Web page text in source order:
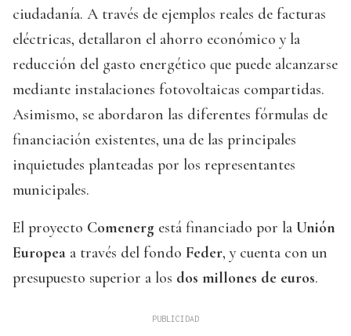
ciudadanía. A través de ejemplos reales de facturas
eléctricas, detallaron el ahorro económico y la
reducción del gasto energético que puede alcanzarse
mediante instalaciones fotovoltaicas compartidas.
Asimismo, se abordaron las diferentes fórmulas de
financiación existentes, una de las principales
inquietudes planteadas por los representantes
municipales.
El proyecto Comenerg está financiado por la Unión
Europea a través del fondo Feder, y cuenta con un
presupuesto superior a los dos millones de euros.